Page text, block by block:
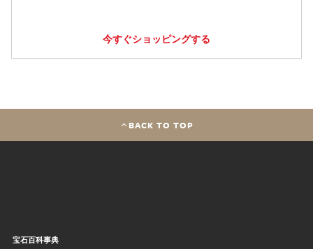
今すぐショッピングする
BACK TO TOP
宝石百科事典